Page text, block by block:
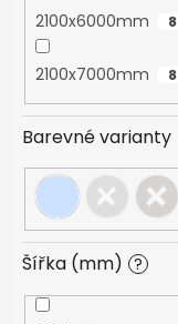
2100x6000mm 8
2100x7000mm 8
Barevné varianty
Šířka (mm) ?